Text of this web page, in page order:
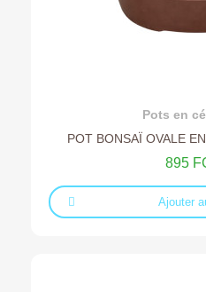
Ajouter
Pots en
POT BONSAÏ OVALE
895
Ajouter